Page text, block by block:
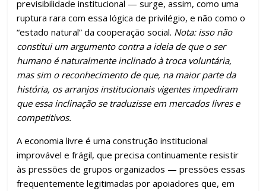
previsibilidade institucional — surge, assim, como uma
ruptura rara com essa lógica de privilégio, e não como o
“estado natural” da cooperação social. Nota: isso não
constitui um argumento contra a ideia de que o ser
humano é naturalmente inclinado à troca voluntária,
mas sim o reconhecimento de que, na maior parte da
história, os arranjos institucionais vigentes impediram
que essa inclinação se traduzisse em mercados livres e
competitivos.
A economia livre é uma construção institucional
improvável e frágil, que precisa continuamente resistir
às pressões de grupos organizados — pressões essas
frequentemente legitimadas por apoiadores que, em